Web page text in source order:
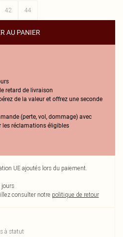
42 44
AU PANIER
retard de livraison
de la valeur et offrez une seconde
(perte, vol, dommage) avec
réclamations éligibles
UE ajoutés lors du paiement.
jours
consulter notre politique de retour
à statut